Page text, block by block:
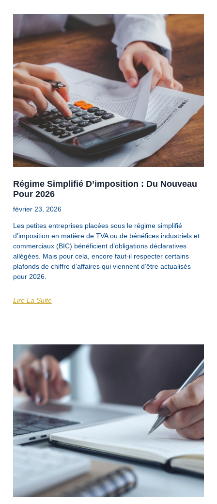
Régime Simplifié D’imposition : Du Nouveau
Pour 2026
février 23, 2026
Les petites entreprises placées sous le régime simplifié
d’imposition en matière de TVA ou de bénéfices industriels et
commerciaux (BIC) bénéficient d’obligations déclaratives
allégées. Mais pour cela, encore faut-il respecter certains
plafonds de chiffre d’affaires qui viennent d’être actualisés
pour 2026.
Lire La Suite